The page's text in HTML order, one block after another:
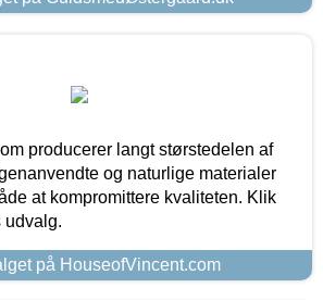
producerer langt størstedelen af
og naturlige materialer
at kompromittere kvaliteten. Klik
udvalg.
på HouseofVincent.com